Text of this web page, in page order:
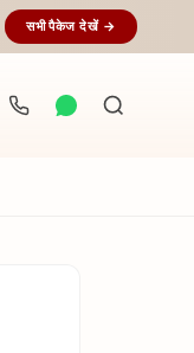
सभी पैकेज देखें →
अनुष्ठान